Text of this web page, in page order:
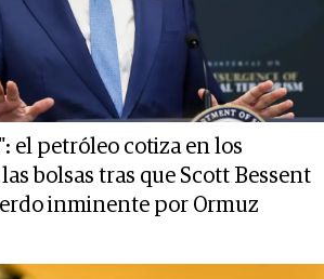
el petróleo cotiza en los
bolsas tras que Scott Bessent
inminente por Ormuz